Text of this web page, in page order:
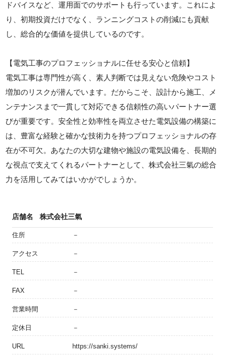
ドバイスなど、運用面でのサポートも行っています。これによ
り、初期投資だけでなく、ランニングコストの削減にも貢献
し、総合的な価値を提供しているのです。
【電気工事のプロフェッショナルに任せる安心と信頼】
電気工事は専門性が高く、素人判断では見えない危険やコスト
増加のリスクが潜んでいます。だからこそ、設計から施工、メ
ンテナンスまで一貫して対応できる信頼性の高いパートナー選
びが重要です。安全性と効率性を両立させた電気設備の構築に
は、豊富な経験と確かな技術力を持つプロフェッショナルの存
在が不可欠。あなたの大切な建物や施設の電気設備を、長期的
な視点で支えてくれるパートナーとして、株式会社三氣の総合
力を活用してみてはいかがでしょうか。
店舗名 株式会社三氣
住所 －
アクセス －
TEL －
FAX －
営業時間 －
定休日 －
URL https://sanki.systems/